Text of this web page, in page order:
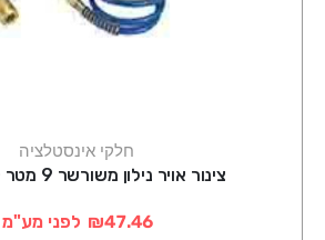
חלקי אינסטלציה
צינור אויר נילון משורשר 9 מטר + מחברים
₪47.46 לפני מע"מ